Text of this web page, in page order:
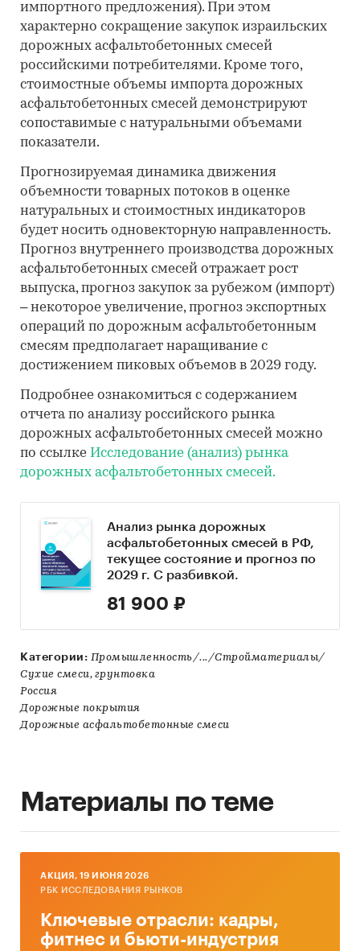
импортного предложения). При этом
характерно сокращение закупок израильских
дорожных асфальтобетонных смесей
российскими потребителями. Кроме того,
стоимостные объемы импорта дорожных
асфальтобетонных смесей демонстрируют
сопоставимые с натуральными объемами
показатели.
Прогнозируемая динамика движения
объемности товарных потоков в оценке
натуральных и стоимостных индикаторов
будет носить одновекторную направленность.
Прогноз внутреннего производства дорожных
асфальтобетонных смесей отражает рост
выпуска, прогноз закупок за рубежом (импорт)
– некоторое увеличение, прогноз экспортных
операций по дорожным асфальтобетонным
смесям предполагает наращивание с
достижением пиковых объемов в 2029 году.
Подробнее ознакомиться с содержанием
отчета по анализу российского рынка
дорожных асфальтобетонных смесей можно
по ссылке Исследование (анализ) рынка
дорожных асфальтобетонных смесей.
Анализ рынка дорожных
асфальтобетонных смесей в РФ,
текущее состояние и прогноз по
2029 г. С разбивкой.
81 900 ₽
Категории: Промышленность/.../Стройматериалы/
Сухие смеси, грунтовка
Россия
Дорожные покрытия
Дорожные асфальтобетонные смеси
Материалы по теме
AКЦИЯ, 19 ИЮНЯ 2026
РБК ИССЛЕДОВАНИЯ РЫНКОВ
Ключевые отрасли: кадры,
фитнес и бьюти-индустрия